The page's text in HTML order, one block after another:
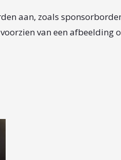
aan, zoals
van een afbeelding